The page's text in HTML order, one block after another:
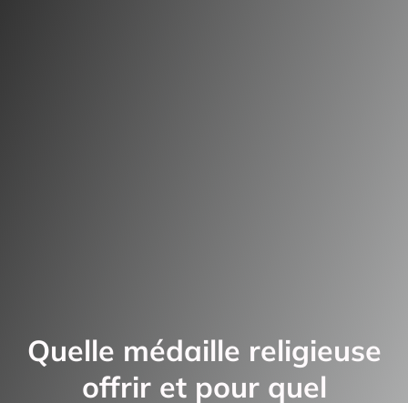
Quelle médaille religieuse
offrir et pour quel